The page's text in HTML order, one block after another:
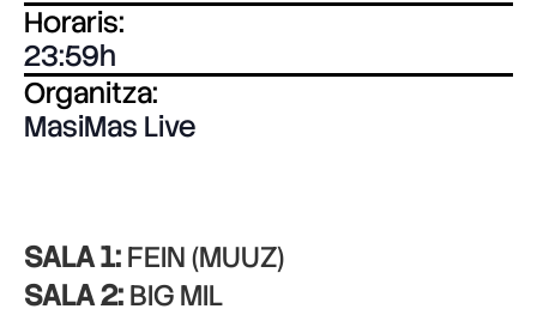
Horaris:
23:59
Organitza:
MasiMas Live
SALA 1:FEIN (MUUZ)
SALA 2:BIG MIL